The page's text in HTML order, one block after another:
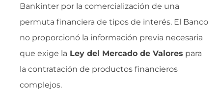
Bankinter por la comercialización de una
permuta financiera de tipos de interés. El Banco
no proporcionó la información previa necesaria
que exige la Ley del Mercado de Valores para
la contratación de productos financieros
complejos.